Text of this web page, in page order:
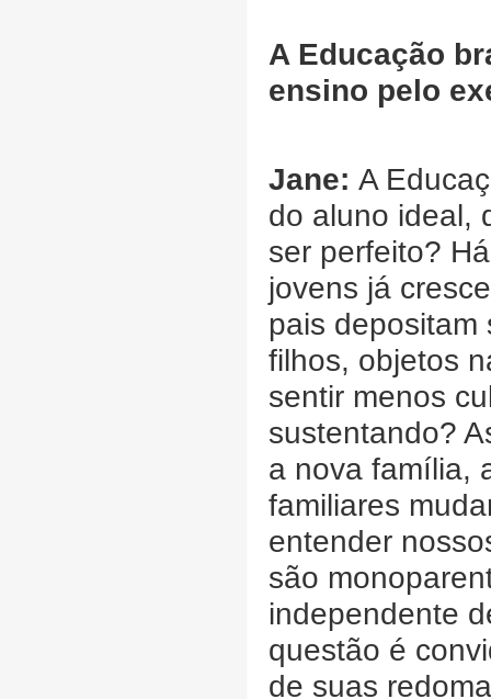
A Educação
ensino pelo
Jane:A
do aluno ideal,
ser perfeito?
jovens já
pais depositam
filhos, objetos
sentir menos
sustentando?
a nova família,
familiares
entender
são
independente
questão é
de suas